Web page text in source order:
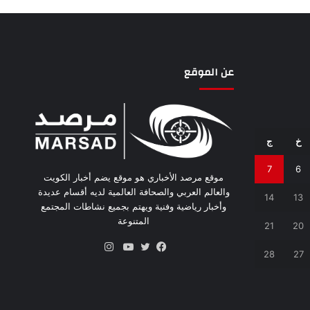
خ ج
6
7
13
14
20
21
27
28
عن الموقع
موقع مرصد الأخباري هو موقع يضم أخبار الكويت
والعالم العربي والصحافة العالمية لديه أقسام عديدة
وأخبار رياضية وفنية ويهتم بجميع نشاطات المجتمع
المتنوعة